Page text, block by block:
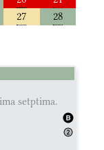
27
28
setptima.